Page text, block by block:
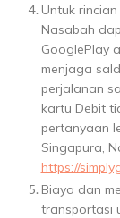
Untuk
Nasabah
GooglePlay
menjaga
perjalanan
kartu Debit
pertanyaan
Singapura,
https://
Biaya dan
transportasi